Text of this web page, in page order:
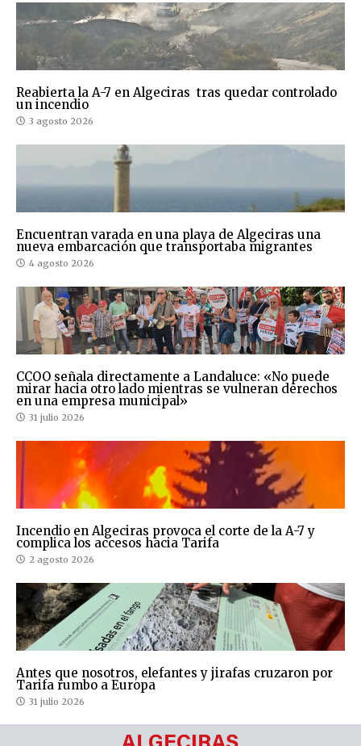
Reabierta la A-7 en Algeciras tras quedar controlado
un incendio
3 agosto 2026
Encuentran varada en una playa de Algeciras una
nueva embarcación que transportaba migrantes
4 agosto 2026
CCOO señala directamente a Landaluce: «No puede
mirar hacia otro lado mientras se vulneran derechos
en una empresa municipal»
31 julio 2026
Incendio en Algeciras provoca el corte de la A-7 y
complica los accesos hacia Tarifa
2 agosto 2026
Antes que nosotros, elefantes y jirafas cruzaron por
Tarifa rumbo a Europa
31 julio 2026